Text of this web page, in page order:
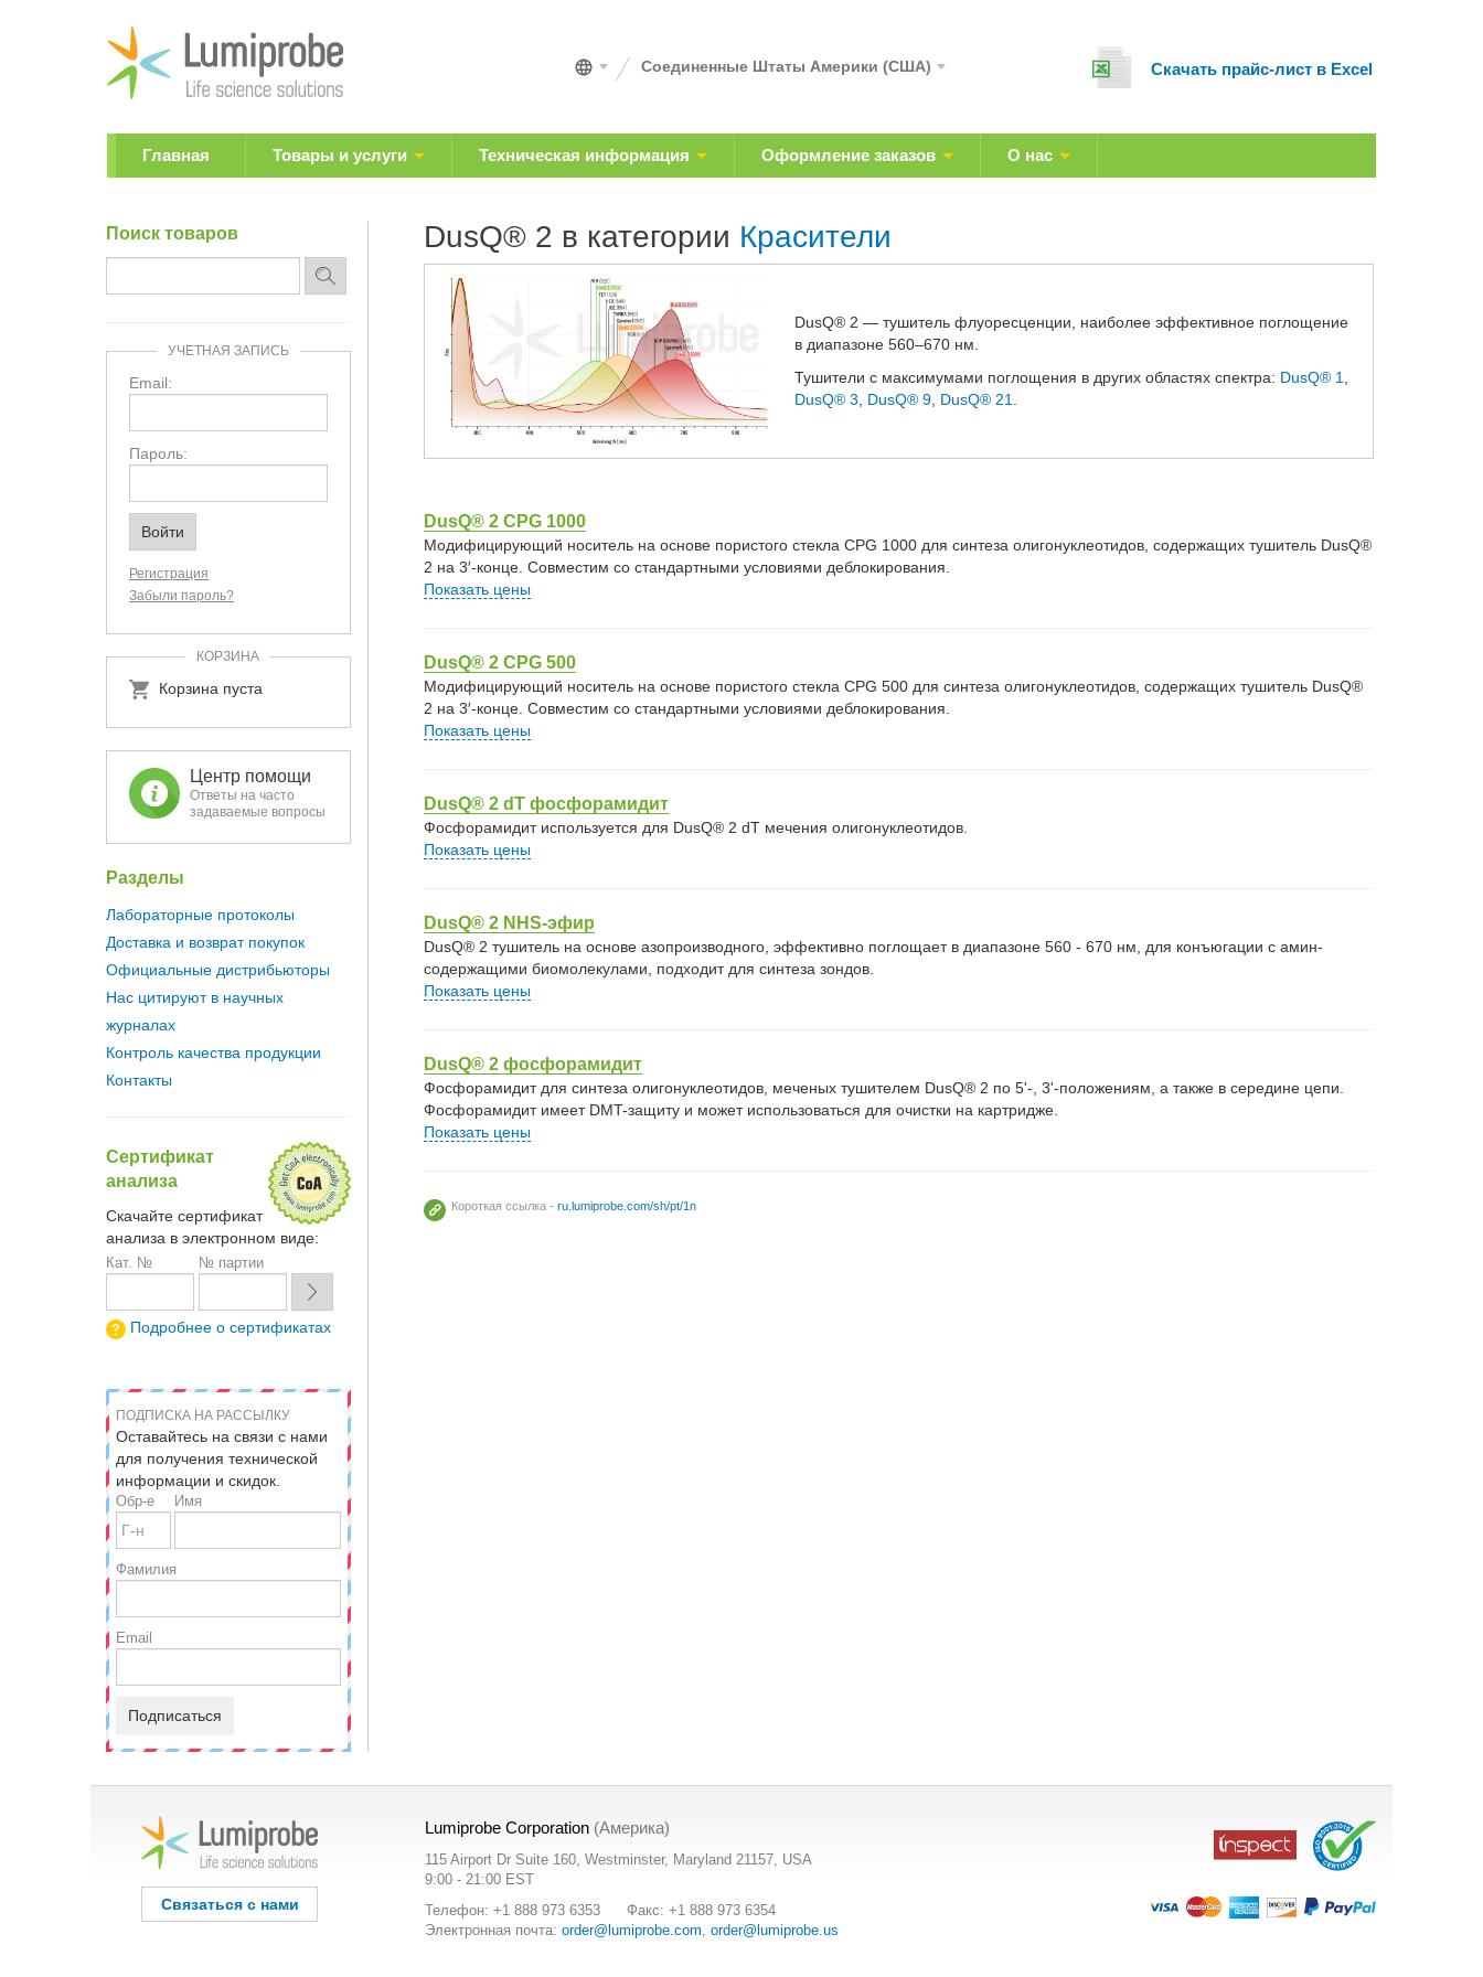
Cкачать прайс-лист в Excel
Соединенные Штаты Америки (США)
Главная Товары и услуги Техническая информация Оформление заказов О нас
DusQ® 2 в категории Красители
DusQ® 2 — тушитель флуоресценции, наиболее эффективное поглощение
в диапазоне 560–670 нм.
Тушители с максимумами поглощения в других областях спектра: DusQ® 1,
DusQ® 3, DusQ® 9, DusQ® 21.
DusQ® 2 CPG 1000
Модифицирующий носитель на основе пористого стекла CPG 1000 для синтеза олигонуклеотидов, содержащих тушитель DusQ®
2 на 3′-конце. Совместим со стандартными условиями деблокирования.
Показать цены
DusQ® 2 CPG 500
Модифицирующий носитель на основе пористого стекла CPG 500 для синтеза олигонуклеотидов, содержащих тушитель DusQ®
2 на 3′-конце. Совместим со стандартными условиями деблокирования.
Показать цены
DusQ® 2 dT фосфорамидит
Фосфорамидит используется для DusQ® 2 dT мечения олигонуклеотидов.
Показать цены
DusQ® 2 NHS-эфир
DusQ® 2 тушитель на основе азопроизводного, эффективно поглощает в диапазоне 560 - 670 нм, для конъюгации с амин-
содержащими биомолекулами, подходит для синтеза зондов.
Показать цены
DusQ® 2 фосфорамидит
Фосфорамидит для синтеза олигонуклеотидов, меченых тушителем DusQ® 2 по 5'-, 3'-положениям, а также в середине цепи.
Фосфорамидит имеет DMT-защиту и может использоваться для очистки на картридже.
Показать цены
Короткая ссылка - ru.lumiprobe.com/sh/pt/1n
Поиск товаров
УЧЕТНАЯ ЗАПИСЬ
Email:
Пароль:
Регистрация
Забыли пароль?
КОРЗИНА
Корзина пуста
Центр помощи
Ответы на часто
задаваемые вопросы
Разделы
Лабораторные протоколы
Доставка и возврат покупок
Официальные дистрибьюторы
Нас цитируют в научных
журналах
Контроль качества продукции
Контакты
Сертификат
анализа
Скачайте сертификат
анализа в электронном виде:
Кат. № № партии
Подробнее о сертификатах
ПОДПИСКА НА РАССЫЛКУ
Оставайтесь на связи с нами
для получения технической
информации и скидок.
Обр-е Имя
Фамилия
Email
Подписаться
Связаться с нами
Lumiprobe Corporation (Америка)
115 Airport Dr Suite 160, Westminster, Maryland 21157, USA
9:00 - 21:00 EST
Телефон: +1 888 973 6353
Факс: +1 888 973 6354
Электронная почта: order@lumiprobe.com order@lumiprobe.us